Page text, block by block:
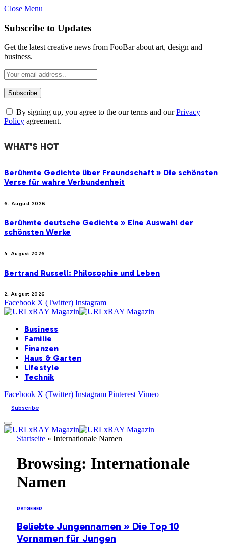
Close Menu
Subscribe to Updates
Get the latest creative news from FooBar about art, design and
business.
By signing up, you agree to the our terms and ourPrivacy
Policy agreement.
WHAT'S HOT
Berühmte Gedichte über Freundschaft » Die schönsten
Verse für wahre Verbundenheit
6. August 2026
Berühmte deutsche Gedichte » Eine Auswahl der
schönsten Werke
4. August 2026
Bertrand Russell: Philosophie und Leben
2. August 2026
Facebook X (Twitter) Instagram
Business
Familie
Finanzen
Haus & Garten
Lifestyle
Technik
Facebook X (Twitter) Instagram Pinterest Vimeo
Subscribe
Startseite » Internationale Namen
Browsing: Internationale
Namen
RATGEBER
Beliebte Jungennamen » Die Top 10
Vornamen für Jungen